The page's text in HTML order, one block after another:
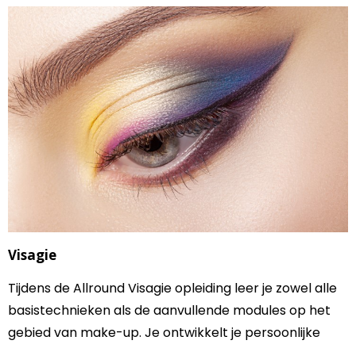
Visagie
Tijdens de Allround Visagie opleiding leer je zowel alle
basistechnieken als de aanvullende modules op het
gebied van make-up. Je ontwikkelt je persoonlijke